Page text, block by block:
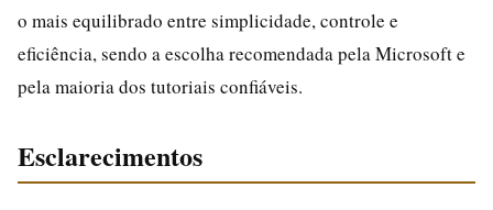
o mais equilibrado entre simplicidade, controle e
eficiência, sendo a escolha recomendada pela Microsoft e
pela maioria dos tutoriais confiáveis.
Esclarecimentos